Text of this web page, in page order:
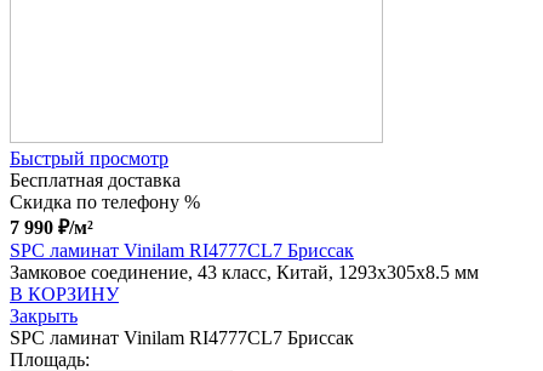
Быстрый просмотр
Бесплатная доставка
Скидка по телефону %
7 990 ₽/м²
SPC ламинат Vinilam RI4777CL7 Бриссак
Замковое соединение, 43 класс, Китай, 1293x305x8.5 мм
В КОРЗИНУ
Закрыть
SPC ламинат Vinilam RI4777CL7 Бриссак
Площадь: